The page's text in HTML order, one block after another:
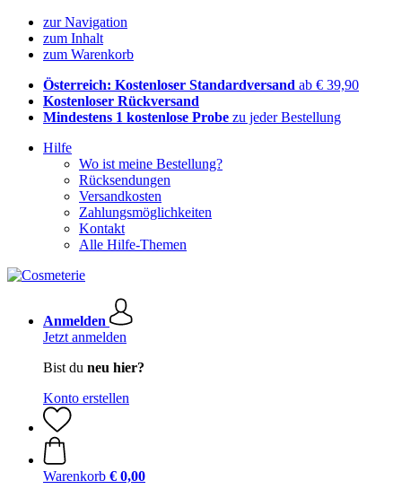
zur Navigation
zum Inhalt
zum Warenkorb
Österreich: Kostenloser Standardversand ab € 39,90
Kostenloser Rückversand
Mindestens 1 kostenlose Probe zu jeder Bestellung
Hilfe
Wo ist meine Bestellung?
Rücksendungen
Versandkosten
Zahlungsmöglichkeiten
Kontakt
Alle Hilfe-Themen
Anmelden
Jetzt anmelden
Bist du neu hier?
Konto erstellen
Warenkorb € 0,00